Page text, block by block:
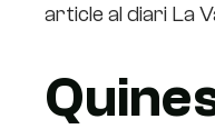
article al diari La